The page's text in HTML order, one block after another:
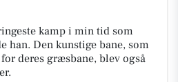
kamp i min tid som
han. Den kunstige bane, som
deres græsbane, blev også